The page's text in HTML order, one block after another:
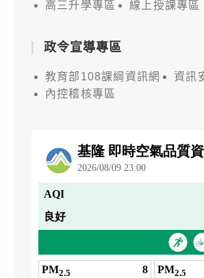
高三升學專區 線上授課專區
政令宣導專區
教育部108課綱資訊網
資訊
內控稽核專區